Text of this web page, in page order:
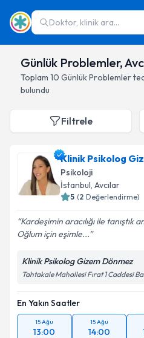
Doktor, klinik ara...
Günlük Problemler,
Toplam 10 Günlük Problemler
bulundu
Filtrele
Klinik Psikolog
Psikoloji
İstanbul, Avcılar
5 (2 Değerlendirme)
Kardeşimin aracılığı ile tanıştık
Oğlum için eşimle...
Klinik Psikolog Gizem Dönmez
Tahtakale Mahallesi Fırat 1 Caddesi
En Yakın Saatler
15 Ağu
13:00
15 Ağu
14:00